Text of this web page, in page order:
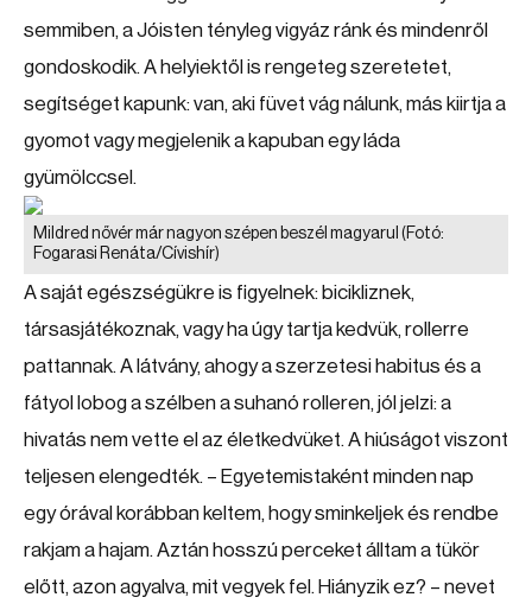
semmiben, a Jóisten tényleg vigyáz ránk és mindenről
gondoskodik. A helyiektől is rengeteg szeretetet,
segítséget kapunk: van, aki füvet vág nálunk, más kiirtja a
gyomot vagy megjelenik a kapuban egy láda
gyümölccsel.
Mildred nővér már nagyon szépen beszél magyarul (Fotó:
Fogarasi Renáta/Cívishír)
A saját egészségükre is figyelnek: bicikliznek,
társasjátékoznak, vagy ha úgy tartja kedvük, rollerre
pattannak. A látvány, ahogy a szerzetesi habitus és a
fátyol lobog a szélben a suhanó rolleren, jól jelzi: a
hivatás nem vette el az életkedvüket. A hiúságot viszont
teljesen elengedték. – Egyetemistaként minden nap
egy órával korábban keltem, hogy sminkeljek és rendbe
rakjam a hajam. Aztán hosszú perceket álltam a tükör
előtt, azon agyalva, mit vegyek fel. Hiányzik ez? – nevet